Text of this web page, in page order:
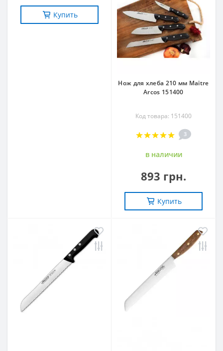
Купить
Нож для хлеба 210 мм Maitre
Arcos 151400
Код товара: 151400
3
в наличии
893 грн.
Купить